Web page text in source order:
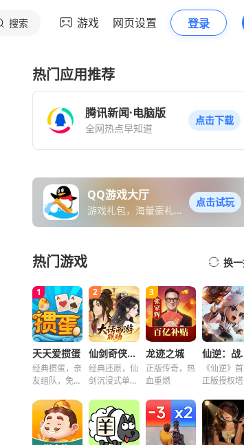
搜索 游戏 网页设置 登录
热门应用推荐
腾讯新闻·电脑版
全网热点早知道
点击下载
QQ游戏大厅
游戏礼包，海量豪礼免
点击试玩
热门游戏 换
天天爱掼蛋
经典掼蛋，亲
友组队，免费
仙剑奇侠传之新的开始
经典还原，仙
剑沉浸式单机
龙迹之城
正版传奇，热
血重燃
仙
《仙逆》
正版授权塔